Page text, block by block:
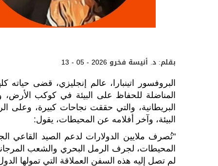
13 - 05 - 2026 بقلم: د. أنيسة فخرو
البروفسور اتينبارا، عالم إنجليزي، قضى
المناضلة للحفاظ على البيئة في كوكب الأرض،
البيئة، وآخر أفلامه عن المحيطات، يقول:
"تُصرف ملايين الدولارات لدعم الصيد القاعي
المحيطات، لجرف الرمل البحري والشعب
لم تصل إليه هذه السفن العملاقة التي تمولها